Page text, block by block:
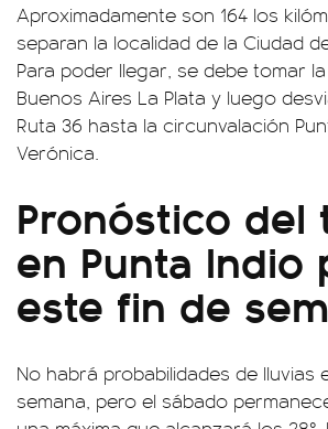
Aproximadamente son 164 los
separan la localidad de la Ciudad
Para poder llegar, se debe tomar
Buenos Aires La Plata y luego
Ruta 36 hasta la circunvalación
Verónica.
Pronóstico del
en Punta Indio
este fin de
No habrá probabilidades de lluvias
semana, pero el sábado